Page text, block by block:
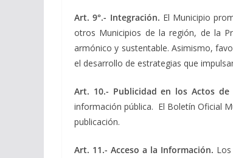
Art. 9°.- Integración. El Municipio
otros Municipios de la región, de la
armónico y sustentable. Asimismo,
el desarrollo de estrategias que
Art. 10.- Publicidad en los Actos de
información pública. El Boletín Oficial
publicación.
Art. 11.- Acceso a la Información.